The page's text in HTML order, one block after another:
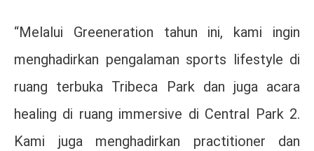
“Melalui Greeneration tahun ini, kami ingin
menghadirkan pengalaman sports lifestyle di
ruang terbuka Tribeca Park dan juga acara
healing di ruang immersive di Central Park 2.
Kami juga menghadirkan practitioner dan